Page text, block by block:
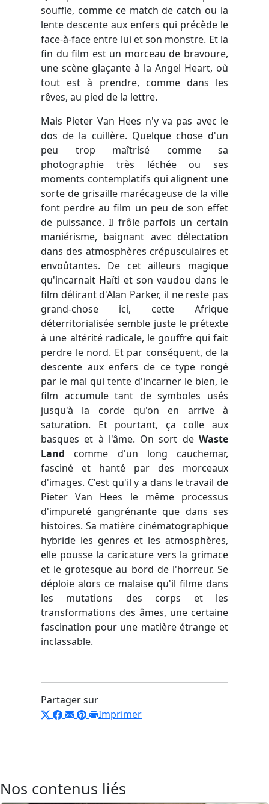
souffle, comme ce match de catch ou la
lente descente aux enfers qui précède le
face-à-face entre lui et son monstre. Et la
fin du film est un morceau de bravoure,
une scène glaçante à la Angel Heart, où
tout est à prendre, comme dans les
rêves, au pied de la lettre.
Mais Pieter Van Hees n'y va pas avec le
dos de la cuillère. Quelque chose d'un
peu trop maîtrisé comme sa
photographie très léchée ou ses
moments contemplatifs qui alignent une
sorte de grisaille marécageuse de la ville
font perdre au film un peu de son effet
de puissance. Il frôle parfois un certain
maniérisme, baignant avec délectation
dans des atmosphères crépusculaires et
envoûtantes. De cet ailleurs magique
qu'incarnait Haïti et son vaudou dans le
film délirant d'Alan Parker, il ne reste pas
grand-chose ici, cette Afrique
déterritorialisée semble juste le prétexte
à une altérité radicale, le gouffre qui fait
perdre le nord. Et par conséquent, de la
descente aux enfers de ce type rongé
par le mal qui tente d'incarner le bien, le
film accumule tant de symboles usés
jusqu'à la corde qu'on en arrive à
saturation. Et pourtant, ça colle aux
basques et à l'âme. On sort de Waste
Land comme d'un long cauchemar,
fasciné et hanté par des morceaux
d'images. C'est qu'il y a dans le travail de
Pieter Van Hees le même processus
d'impureté gangrénante que dans ses
histoires. Sa matière cinématographique
hybride les genres et les atmosphères,
elle pousse la caricature vers la grimace
et le grotesque au bord de l'horreur. Se
déploie alors ce malaise qu'il filme dans
les mutations des corps et les
transformations des âmes, une certaine
fascination pour une matière étrange et
inclassable.
Partager sur
Imprimer
Nos contenus liés